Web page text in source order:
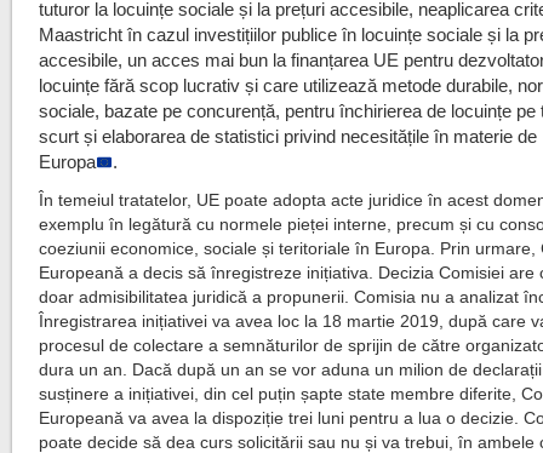
tuturor la locuințe sociale și la prețuri accesibile, neaplicarea
Maastricht în cazul investițiilor publice în locuințe sociale și la
accesibile, un acces mai bun la finanțarea UE pentru
locuințe fără scop lucrativ și care utilizează metode durabile,
sociale, bazate pe concurență, pentru închirierea de locuințe pe
scurt și elaborarea de statistici privind necesitățile în materie de
Europa
.
În temeiul tratatelor, UE poate adopta acte juridice în acest
exemplu în legătură cu normele pieței interne, precum și cu
coeziunii economice, sociale și teritoriale în Europa. Prin urmare,
Europeană a decis să înregistreze inițiativa. Decizia Comisiei are
doar admisibilitatea juridică a propunerii. Comisia nu a analizat
Înregistrarea inițiativei va avea loc la 18 martie 2019, după care
procesul de colectare a semnăturilor de sprijin de către
dura un an. Dacă după un an se vor aduna un milion de
susținere a inițiativei, din cel puțin șapte state membre diferite,
Europeană va avea la dispoziție trei luni pentru a lua o decizie.
poate decide să dea curs solicitării sau nu și va trebui, în ambele